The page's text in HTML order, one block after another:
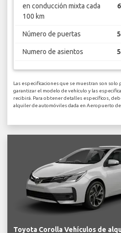
en conducción mixta cada
100 km
Número de puertas 5
Numero de asientos 5
Las especificaciones que se muestran son
garantizar el modelo de vehículo y las
recibirá. Para obtener detalles específicos,
alquiler de automóviles dada en Aeropuerto de
Toyota Corolla Vehículos de